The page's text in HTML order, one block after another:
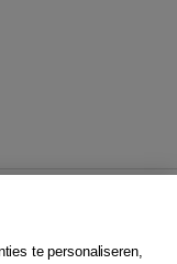
te personaliseren,